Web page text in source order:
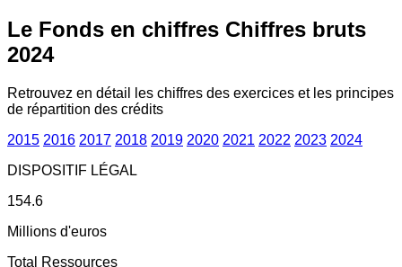
Le Fonds en chiffres Chiffres bruts
2024
Retrouvez en détail les chiffres des exercices et les principes
de répartition des crédits
2015 2016 2017 2018 2019 2020 2021 2022 2023 2024
DISPOSITIF LÉGAL
154.6
Millions d'euros
Total Ressources